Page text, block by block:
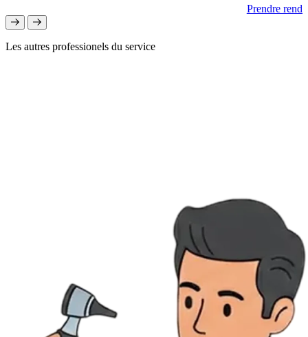
Prendre
Les autres professionels du service